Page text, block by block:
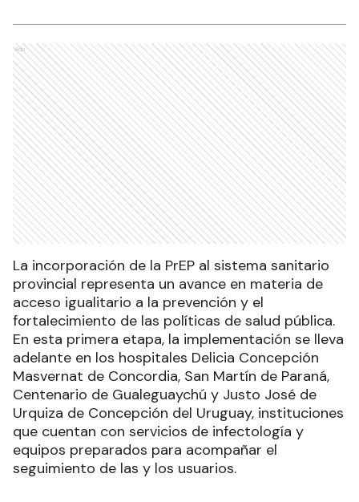
Ads
La incorporación de la PrEP al sistema sanitario
provincial representa un avance en materia de
acceso igualitario a la prevención y el
fortalecimiento de las políticas de salud pública.
En esta primera etapa, la implementación se lleva
adelante en los hospitales Delicia Concepción
Masvernat de Concordia, San Martín de Paraná,
Centenario de Gualeguaychú y Justo José de
Urquiza de Concepción del Uruguay, instituciones
que cuentan con servicios de infectología y
equipos preparados para acompañar el
seguimiento de las y los usuarios.